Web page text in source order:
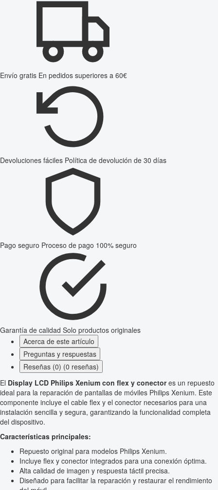
Envío gratis En pedidos superiores a 60€
Devoluciones fáciles Política de devolución de 30 días
Pago seguro Proceso de pago 100% seguro
Garantía de calidad Solo productos originales
Acerca de este artículo
Preguntas y respuestas
Reseñas (0) (0 reseñas)
El Display LCD Philips Xenium con flex y conectores un repuesto
ideal para la reparación de pantallas de móviles Philips Xenium. Este
componente incluye el cable flex y el conector necesarios para una
instalación sencilla y segura, garantizando la funcionalidad completa
del dispositivo.
Características principales:
Repuesto original para modelos Philips Xenium.
Incluye flex y conector integrados para una conexión óptima.
Alta calidad de imagen y respuesta táctil precisa.
Diseñado para facilitar la reparación y restaurar el rendimiento